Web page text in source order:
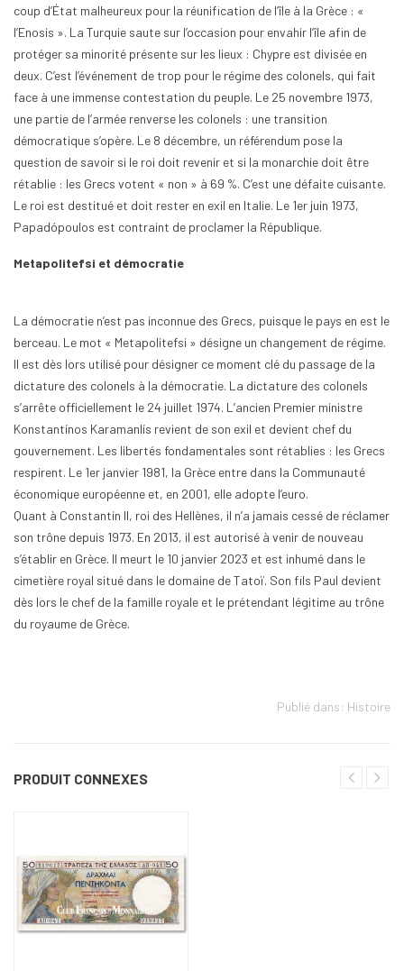
coup d’État malheureux pour la réunification de l’île à la Grèce : «
l’Enosis ». La Turquie saute sur l’occasion pour envahir l’île afin de
protéger sa minorité présente sur les lieux : Chypre est divisée en
deux. C’est l’événement de trop pour le régime des colonels, qui fait
face à une immense contestation du peuple. Le 25 novembre 1973,
une partie de l’armée renverse les colonels : une transition
démocratique s’opère. Le 8 décembre, un référendum pose la
question de savoir si le roi doit revenir et si la monarchie doit être
rétablie : les Grecs votent « non » à 69 %. C’est une défaite cuisante.
Le roi est destitué et doit rester en exil en Italie. Le 1er juin 1973,
Papadópoulos est contraint de proclamer la République.
Metapolitefsi et démocratie
La démocratie n’est pas inconnue des Grecs, puisque le pays en est le
berceau. Le mot « Metapolitefsi » désigne un changement de régime.
Il est dès lors utilisé pour désigner ce moment clé du passage de la
dictature des colonels à la démocratie. La dictature des colonels
s’arrête officiellement le 24 juillet 1974. L’ancien Premier ministre
Konstantínos Karamanlís revient de son exil et devient chef du
gouvernement. Les libertés fondamentales sont rétablies : les Grecs
respirent. Le 1er janvier 1981, la Grèce entre dans la Communauté
économique européenne et, en 2001, elle adopte l’euro.
Quant à Constantin II, roi des Hellènes, il n’a jamais cessé de réclamer
son trône depuis 1973. En 2013, il est autorisé à venir de nouveau
s’établir en Grèce. Il meurt le 10 janvier 2023 et est inhumé dans le
cimetière royal situé dans le domaine de Tatoï. Son fils Paul devient
dès lors le chef de la famille royale et le prétendant légitime au trône
du royaume de Grèce.
Publié dans: Histoire
PRODUIT CONNEXES